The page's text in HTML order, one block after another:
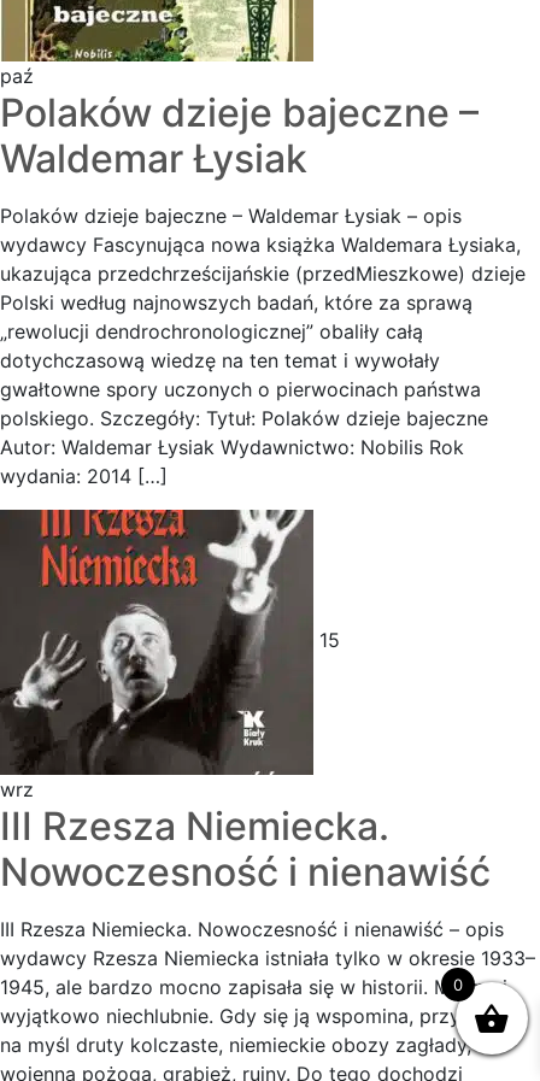
paź
Polaków dzieje bajeczne –
Waldemar Łysiak
Polaków dzieje bajeczne – Waldemar Łysiak – opis
wydawcy Fascynująca nowa książka Waldemara Łysiaka,
ukazująca przedchrześcijańskie (przedMieszkowe) dzieje
Polski według najnowszych badań, które za sprawą
„rewolucji dendrochronologicznej” obaliły całą
dotychczasową wiedzę na ten temat i wywołały
gwałtowne spory uczonych o pierwocinach państwa
polskiego. Szczegóły: Tytuł: Polaków dzieje bajeczne
Autor: Waldemar Łysiak Wydawnictwo: Nobilis Rok
wydania: 2014 […]
15
wrz
III Rzesza Niemiecka.
Nowoczesność i nienawiść
III Rzesza Niemiecka. Nowoczesność i nienawiść – opis
wydawcy Rzesza Niemiecka istniała tylko w okresie 1933–
1945, ale bardzo mocno zapisała się w historii. Mocno i
wyjątkowo niechlubnie. Gdy się ją wspomina, przychodzą
na myśl druty kolczaste, niemieckie obozy zagłady,
wojenna pożoga, grabież, ruiny. Do tego dochodzi
0